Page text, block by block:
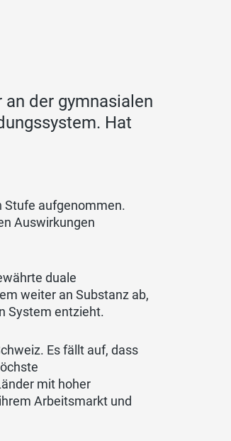
der gymnasialen
Hat
Stufe aufgenommen.
Auswirkungen
duale
weiter an Substanz ab,
System entzieht.
Es fällt auf, dass
mit hoher
Arbeitsmarkt und